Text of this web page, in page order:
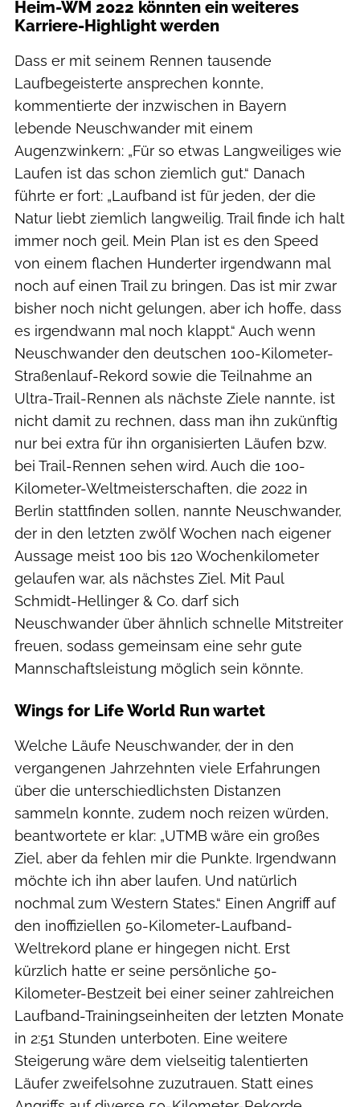
Heim-WM 2022 könnten ein weiteres
Karriere-Highlight werden
Dass er mit seinem Rennen tausende
Laufbegeisterte ansprechen konnte,
kommentierte der inzwischen in Bayern
lebende Neuschwander mit einem
Augenzwinkern: „Für so etwas Langweiliges wie
Laufen ist das schon ziemlich gut.“ Danach
führte er fort: „Laufband ist für jeden, der die
Natur liebt ziemlich langweilig. Trail finde ich halt
immer noch geil. Mein Plan ist es den Speed
von einem flachen Hunderter irgendwann mal
noch auf einen Trail zu bringen. Das ist mir zwar
bisher noch nicht gelungen, aber ich hoffe, dass
es irgendwann mal noch klappt.“ Auch wenn
Neuschwander den deutschen 100-Kilometer-
Straßenlauf-Rekord sowie die Teilnahme an
Ultra-Trail-Rennen als nächste Ziele nannte, ist
nicht damit zu rechnen, dass man ihn zukünftig
nur bei extra für ihn organisierten Läufen bzw.
bei Trail-Rennen sehen wird. Auch die 100-
Kilometer-Weltmeisterschaften, die 2022 in
Berlin stattfinden sollen, nannte Neuschwander,
der in den letzten zwölf Wochen nach eigener
Aussage meist 100 bis 120 Wochenkilometer
gelaufen war, als nächstes Ziel. Mit Paul
Schmidt-Hellinger & Co. darf sich
Neuschwander über ähnlich schnelle Mitstreiter
freuen, sodass gemeinsam eine sehr gute
Mannschaftsleistung möglich sein könnte.
Wings for Life World Run wartet
Welche Läufe Neuschwander, der in den
vergangenen Jahrzehnten viele Erfahrungen
über die unterschiedlichsten Distanzen
sammeln konnte, zudem noch reizen würden,
beantwortete er klar: „UTMB wäre ein großes
Ziel, aber da fehlen mir die Punkte. Irgendwann
möchte ich ihn aber laufen. Und natürlich
nochmal zum Western States.“ Einen Angriff auf
den inoffiziellen 50-Kilometer-Laufband-
Weltrekord plane er hingegen nicht. Erst
kürzlich hatte er seine persönliche 50-
Kilometer-Bestzeit bei einer seiner zahlreichen
Laufband-Trainingseinheiten der letzten Monate
in 2:51 Stunden unterboten. Eine weitere
Steigerung wäre dem vielseitig talentierten
Läufer zweifelsohne zuzutrauen. Statt eines